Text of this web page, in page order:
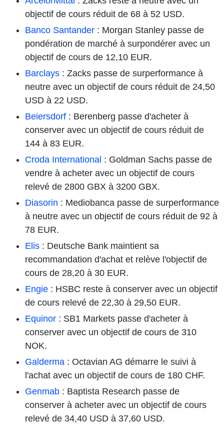
objectif de cours réduit de 68 à 52 USD.
Banco Santander : Morgan Stanley passe de
pondération de marché à surpondérer avec un
objectif de cours de 12,10 EUR.
Barclays : Zacks passe de surperformance à
neutre avec un objectif de cours réduit de 24,50
USD à 22 USD.
Beiersdorf : Berenberg passe d'acheter à
conserver avec un objectif de cours réduit de
144 à 83 EUR.
Croda International : Goldman Sachs passe de
vendre à acheter avec un objectif de cours
relevé de 2800 GBX à 3200 GBX.
Diasorin : Mediobanca passe de surperformance
à neutre avec un objectif de cours réduit de 92 à
78 EUR.
Elis : Deutsche Bank maintient sa
recommandation d'achat et relève l'objectif de
cours de 28,20 à 30 EUR.
Engie : HSBC reste à conserver avec un objectif
de cours relevé de 22,30 à 29,50 EUR.
Equinor : SB1 Markets passe d'acheter à
conserver avec un objectif de cours de 310
NOK.
Galderma : Octavian AG démarre le suivi à
l'achat avec un objectif de cours de 180 CHF.
Genmab : Baptista Research passe de
conserver à acheter avec un objectif de cours
relevé de 34,40 USD à 37,60 USD.